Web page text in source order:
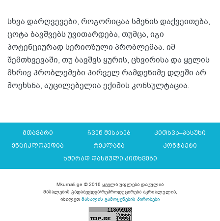
სხვა დარღვევები, როგორიცაა სმენის დაქვეითება,
ცოტა ბავშვებს უვითარდება, თუმცა, იგი
პოტენციურად სერიოზული პრობლემაა. იმ
შემთხვევაში, თუ ბავშვს ყურის, ცხვირისა და ყელის
მხრივ პრობლემები პირველ რამდენიმე დღეში არ
მოეხსნა, აუცილებელია ექიმის კონსულტაცია.
მთავარი ჩვენ შესახებ
კითხვა–პასუხი
ენციკლოპედია
რეკლამა
კონტაქტი
ხშირად დასმული კითხვები
Mkurnali.ge © 2016 ყველა უფლება დაცულია
მასალების გადაბეჭდვა/რეპროდუცირება აკრძალულია,
იხილეთ მასალის გამოყენების პირობები